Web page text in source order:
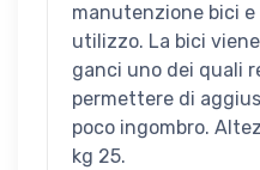
manutenzione bici
utilizzo. La bici
ganci uno dei quali
permettere di
poco ingombro.
kg 25.